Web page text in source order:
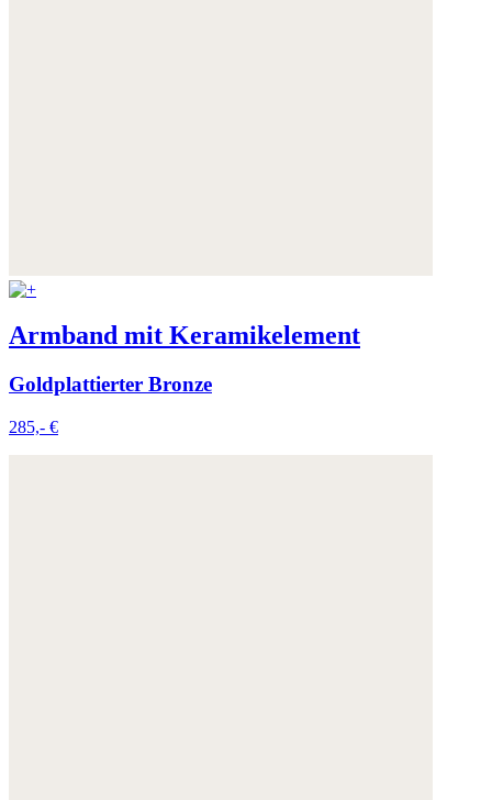
Armband mit Keramikelement
Goldplattierter Bronze
285,- €